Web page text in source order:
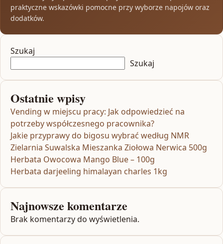
praktyczne wskazówki pomocne przy wyborze napojów oraz
dodatków.
Szukaj
Szukaj
Ostatnie wpisy
Vending w miejscu pracy: Jak odpowiedzieć na
potrzeby współczesnego pracownika?
Jakie przyprawy do bigosu wybrać według NMR
Zielarnia Suwalska Mieszanka Ziołowa Nerwica 500g
Herbata Owocowa Mango Blue – 100g
Herbata darjeeling himalayan charles 1kg
Najnowsze komentarze
Brak komentarzy do wyświetlenia.